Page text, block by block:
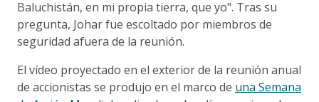
Baluchistán, en mi propia tierra, que yo". Tras su
pregunta, Johar fue escoltado por miembros de
seguridad afuera de la reunión.
El vídeo proyectado en el exterior de la reunión anual
de accionistas se produjo en el marco de una Semana